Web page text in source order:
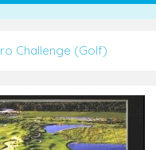
Challenge (Golf)